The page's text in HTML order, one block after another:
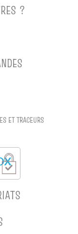
?
ET TRACEURS